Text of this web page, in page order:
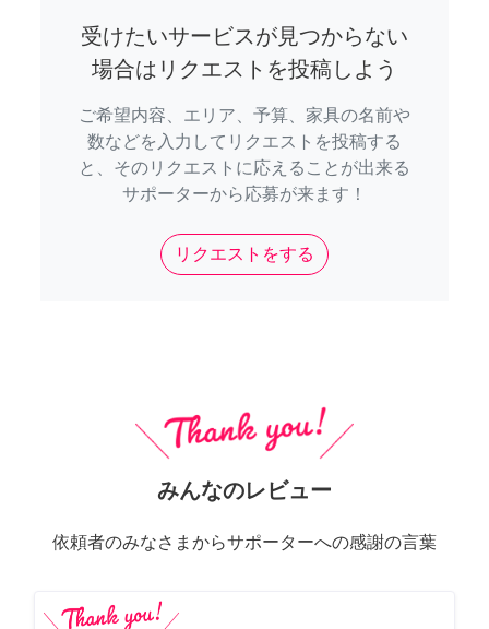
受けたいサービスが見つからない
場合はリクエストを投稿しよう
ご希望内容、エリア、予算、家具の名前や
数などを入力してリクエストを投稿する
と、そのリクエストに応えることが出来る
サポーターから応募が来ます！
リクエストをする
みんなのレビュー
依頼者のみなさまからサポーターへの感謝の言葉